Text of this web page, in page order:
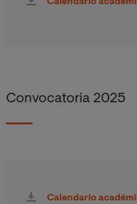
Convocatoria 2025
Calendario